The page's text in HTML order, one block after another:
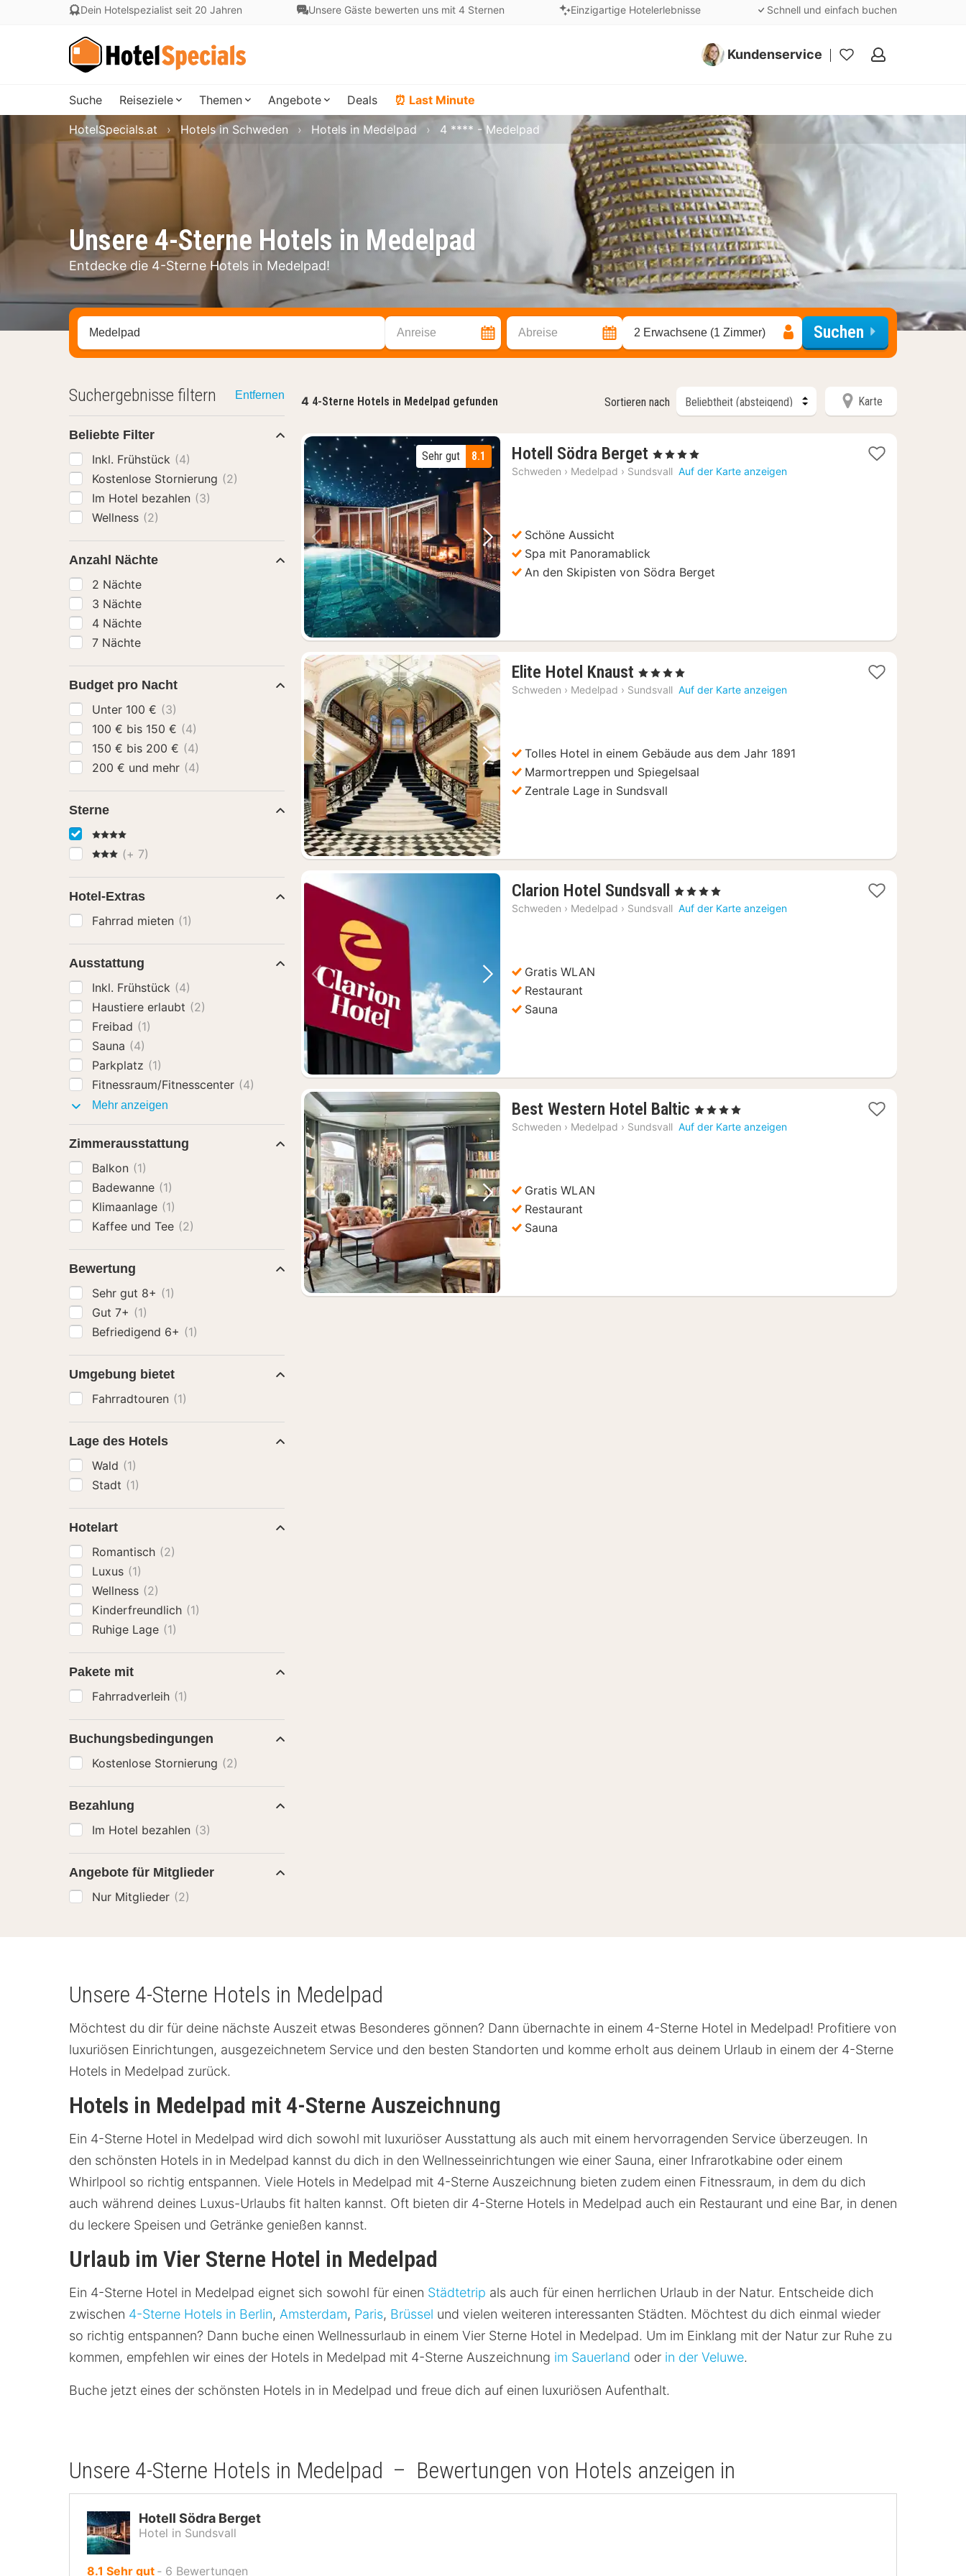
Dein Hotelspezialist seit 20 Jahren Unsere Gäste bewerten uns mit 4 Sternen Einzigartige Hotelerlebnisse Schnell und einfach buchen
Kundenservice
Meine
Suche Reiseziele Themen Angebote Deals ⏰ Last Minute
Unsere 4-Sterne Hotels in Medelpad
Entdecke die 4-Sterne Hotels in Medelpad!
HotelSpecials.at Hotels in Schweden Hotels in Medelpad 4 **** - Medelpad
Stadt, Region oder Hotel suchen Anreise Abreise 2 Erwachsene (1 Zimmer) Suchen
4 4-Sterne Hotels in Medelpad gefunden Sortieren nach Karte
Vorheriges Bild Nächstes Bild
8.1
Sehr gut Hotell Södra Berget 1
Nacht
, 4 Sterne
Schweden › Medelpad › Sundsvall Auf der Karte anzeigen
Schöne Aussicht
Spa mit Panoramablick
An den Skipisten von Södra Berget
Vorheriges Bild Nächstes Bild
Elite Hotel Knaust 1
Nacht
, 4 Sterne
Schweden › Medelpad › Sundsvall Auf der Karte anzeigen
Tolles Hotel in einem Gebäude aus dem Jahr 1891
Marmortreppen und Spiegelsaal
Zentrale Lage in Sundsvall
Vorheriges Bild Nächstes Bild
Clarion Hotel Sundsvall 1
Nacht
, 4 Sterne
Schweden › Medelpad › Sundsvall Auf der Karte anzeigen
Gratis WLAN
Restaurant
Sauna
Vorheriges Bild Nächstes Bild
Best Western Hotel Baltic 1
Nacht
, 4 Sterne
Schweden › Medelpad › Sundsvall Auf der Karte anzeigen
Gratis WLAN
Restaurant
Sauna
Suchergebnisse filtern Entfernen
Beliebte Filter
Inkl. Frühstück (4)
Kostenlose Stornierung (2)
Im Hotel bezahlen (3)
Wellness (2)
Anzahl Nächte
2 Nächte
3 Nächte
4 Nächte
7 Nächte
Budget pro Nacht
Unter 100 € (3)
100 € bis 150 € (4)
150 € bis 200 € (4)
200 € und mehr (4)
Sterne
4 Sterne
3 Sterne(+ 7)
Hotel-Extras
Fahrrad mieten (1)
Ausstattung
Inkl. Frühstück (4)
Haustiere erlaubt (2)
Freibad (1)
Sauna (4)
Parkplatz (1)
Fitnessraum/Fitnesscenter (4)
Mehr anzeigen
Zimmerausstattung
Balkon (1)
Badewanne (1)
Klimaanlage (1)
Kaffee und Tee (2)
Bewertung
Sehr gut 8+ (1)
Gut 7+ (1)
Befriedigend 6+ (1)
Umgebung bietet
Fahrradtouren (1)
Lage des Hotels
Wald (1)
Stadt (1)
Hotelart
Romantisch (2)
Luxus (1)
Wellness (2)
Kinderfreundlich (1)
Ruhige Lage (1)
Pakete mit
Fahrradverleih (1)
Buchungsbedingungen
Kostenlose Stornierung (2)
Bezahlung
Im Hotel bezahlen (3)
Angebote für Mitglieder
Nur Mitglieder (2)
Unsere 4-Sterne Hotels in Medelpad
Möchtest du dir für deine nächste Auszeit etwas Besonderes gönnen? Dann übernachte in einem 4-Sterne Hotel in Medelpad! Profitiere von
luxuriösen Einrichtungen, ausgezeichnetem Service und den besten Standorten und komme erholt aus deinem Urlaub in einem der 4-Sterne
Hotels in Medelpad zurück.
Hotels in Medelpad mit 4-Sterne Auszeichnung
Ein 4-Sterne Hotel in Medelpad wird dich sowohl mit luxuriöser Ausstattung als auch mit einem hervorragenden Service überzeugen. In
den schönsten Hotels in in Medelpad kannst du dich in den Wellnesseinrichtungen wie einer Sauna, einer Infrarotkabine oder einem
Whirlpool so richtig entspannen. Viele Hotels in Medelpad mit 4-Sterne Auszeichnung bieten zudem einen Fitnessraum, in dem du dich
auch während deines Luxus-Urlaubs fit halten kannst. Oft bieten dir 4-Sterne Hotels in Medelpad auch ein Restaurant und eine Bar, in denen
du leckere Speisen und Getränke genießen kannst.
Urlaub im Vier Sterne Hotel in Medelpad
Ein 4-Sterne Hotel in Medelpad eignet sich sowohl für einen Städtetrip als auch für einen herrlichen Urlaub in der Natur. Entscheide dich
zwischen 4-Sterne Hotels in Berlin, Amsterdam, Paris, Brüssel und vielen weiteren interessanten Städten. Möchtest du dich einmal wieder
so richtig entspannen? Dann buche einen Wellnessurlaub in einem Vier Sterne Hotel in Medelpad. Um im Einklang mit der Natur zur Ruhe zu
kommen, empfehlen wir eines der Hotels in Medelpad mit 4-Sterne Auszeichnung im Sauerland oder in der Veluwe.
Buche jetzt eines der schönsten Hotels in in Medelpad und freue dich auf einen luxuriösen Aufenthalt.
Unsere 4-Sterne Hotels in Medelpad – Bewertungen von Hotels anzeigen in
Hotell Södra Berget
Hotel in Sundsvall
8.1 von
Sehr gut ‐ 6 Bewertungen